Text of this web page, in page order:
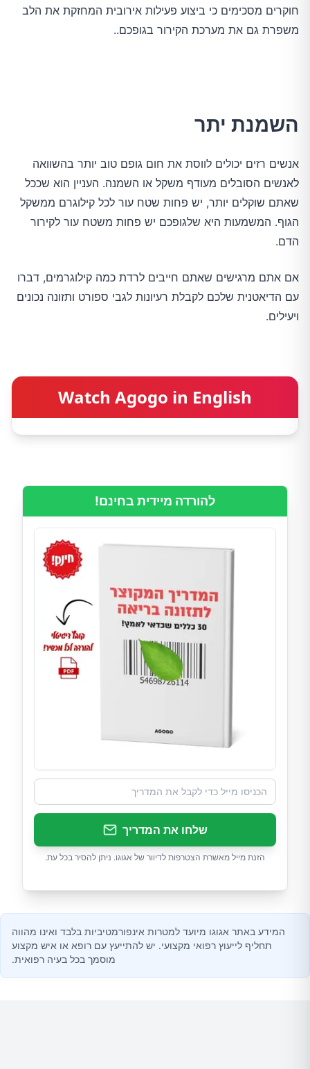
חוקרים מסכימים כי ביצוע פעילות אירובית המחזקת את הלב
משפרת גם את מערכת הקירור בגופכם..
השמנת יתר
אנשים רזים יכולים לווסת את חום גופם טוב יותר בהשוואה
לאנשים הסובלים מעודף משקל או השמנה. העניין הוא שככל
שאתם שוקלים יותר, יש פחות שטח עור לכל קילוגרם ממשקל
הגוף. המשמעות היא שלגופכם יש פחות משטח עור לקירור
הדם.
אם אתם מרגישים שאתם חייבים לרדת כמה קילוגרמים, דברו
עם הדיאטנית שלכם לקבלת רעיונות לגבי ספורט ותזונה נכונים
ויעילים.
Watch Agogo in English
להורדה מיידית בחינם!
שלחו את המדריך
הזנת מייל מאשרת הצטרפות לדיוור של אגוגו. ניתן להסיר בכל עת.
המידע באתר אגוגו מיועד למטרות אינפורמטיביות בלבד ואינו מהווה
תחליף לייעוץ רפואי מקצועי. יש להתייעץ עם רופא או איש מקצוע
מוסמך בכל בעיה רפואית.